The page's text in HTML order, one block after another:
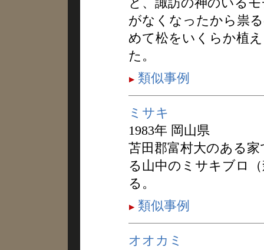
がなくなったから祟
めて松をいくらか植
た。
類似事例
ミサキ
1983年 岡山県
苫田郡富村大のある
る山中のミサキブロ
る。
類似事例
オオカミ